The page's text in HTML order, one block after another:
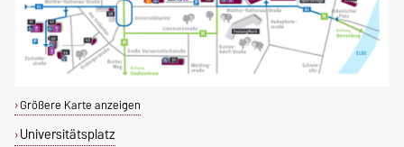
Größere Karte anzeigen
Universitätsplatz